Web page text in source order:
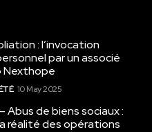
: l’invocation
par un associé
Nexthope
10 May 2025
Abus de biens sociaux :
réalité des opérations